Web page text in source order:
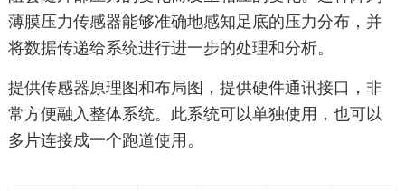
薄膜压力传感器能够准确地感知足底的压力分布，并
将数据传递给系统进行进一步的处理和分析。
提供传感器原理图和布局图，提供硬件通讯接口，非
常方便融入整体系统。此系统可以单独使用，也可以
多片连接成一个跑道使用。